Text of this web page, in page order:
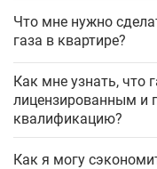
Что мне нужно
газа в квартире?
Как мне узнать, что
лицензированным и
квалификацию?
Как я могу